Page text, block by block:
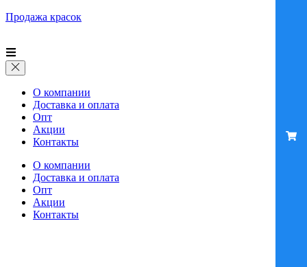
Продажа красок
О компании
Доставка и оплата
Опт
Акции
Контакты
О компании
Доставка и оплата
Опт
Акции
Контакты